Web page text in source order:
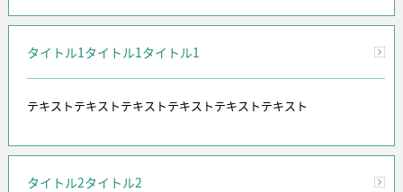
タイトル1タイトル1タイトル1
テキストテキストテキストテキストテキストテキスト
タイトル2タイトル2